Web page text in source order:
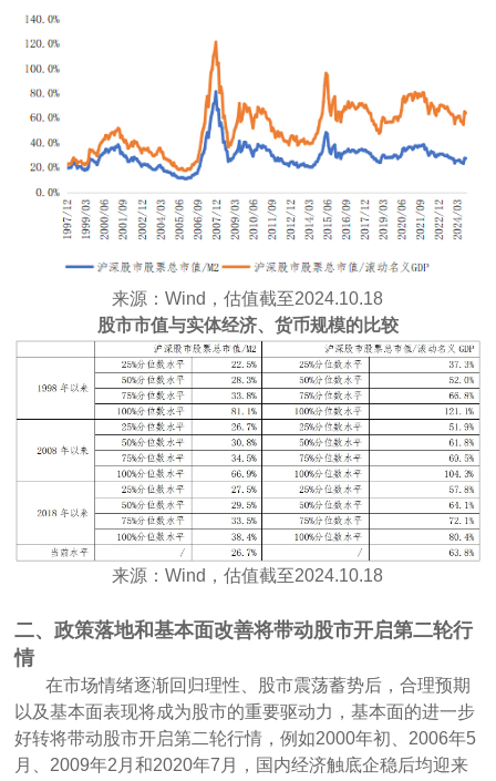
来源：Wind，估值截至2024.10.18
股市市值与实体经济、货币规模的比较
来源：Wind，估值截至2024.10.18
二、政策落地和基本面改善将带动股市开启第二轮行
情
在市场情绪逐渐回归理性、股市震荡蓄势后，合理预期
以及基本面表现将成为股市的重要驱动力，基本面的进一步
好转将带动股市开启第二轮行情，例如2000年初、2006年5
月、2009年2月和2020年7月，国内经济触底企稳后均迎来